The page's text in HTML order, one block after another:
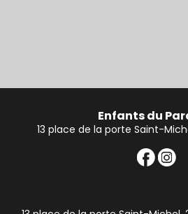
Enfants du
13 place de la porte Saint-